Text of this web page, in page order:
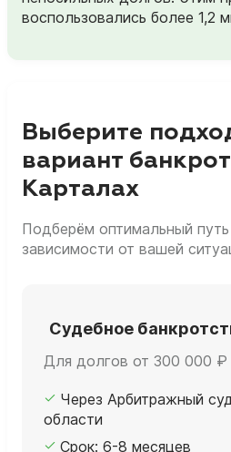
воспользовались более 1,2
Выберите
вариант
Карталах
Подберём оптимальный
зависимости от вашей
Судебное
Для долгов от 300 000 ₽
Через Арбитражный
области
Срок: 6-8 месяцев